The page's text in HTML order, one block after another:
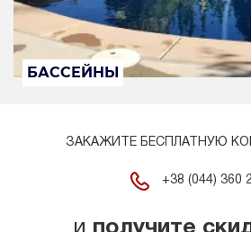
БАССЕЙНЫ
ЗАКАЖИТЕ БЕСПЛАТНУЮ
+38 (044) 360